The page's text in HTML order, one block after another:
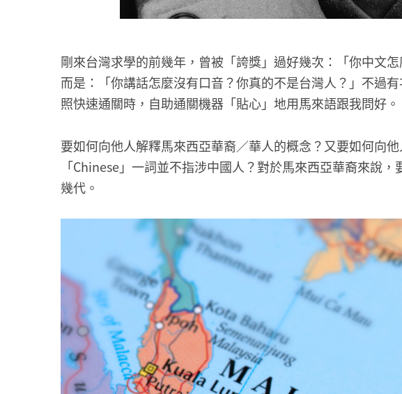
剛來台灣求學的前幾年，曾被「誇獎」過好幾次：「你中文
而是：「你講話怎麼沒有口音？你真的不是台灣人？」不過
照快速通關時，自助通關機器「貼心」地用馬來語跟我問好。
要如何向他人解釋馬來西亞華裔／華人的概念？又要如何向
「Chinese」一詞並不指涉中國人？對於馬來西亞華裔來說
幾代。